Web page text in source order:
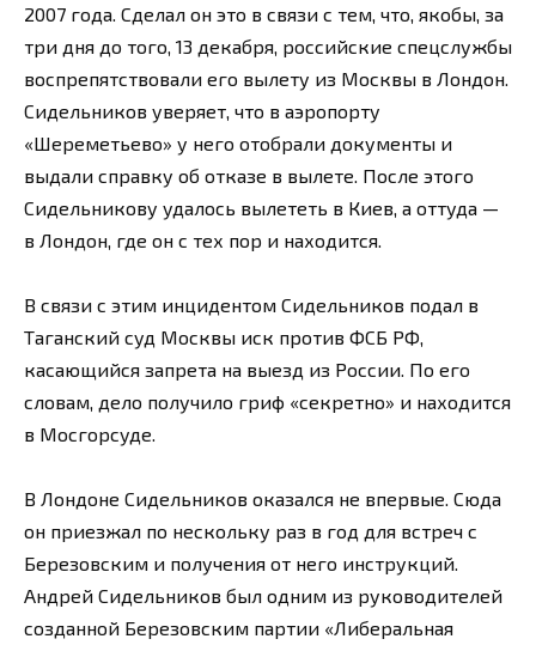
2007 года. Сделал он это в связи с тем, что, якобы, за
три дня до того, 13 декабря, российские спецслужбы
воспрепятствовали его вылету из Москвы в Лондон.
Сидельников уверяет, что в аэропорту
«Шереметьево» у него отобрали документы и
выдали справку об отказе в вылете. После этого
Сидельникову удалось вылететь в Киев, а оттуда —
в Лондон, где он с тех пор и находится.
В связи с этим инцидентом Сидельников подал в
Таганский суд Москвы иск против ФСБ РФ,
касающийся запрета на выезд из России. По его
словам, дело получило гриф «секретно» и находится
в Мосгорсуде.
В Лондоне Сидельников оказался не впервые. Сюда
он приезжал по нескольку раз в год для встреч с
Березовским и получения от него инструкций.
Андрей Сидельников был одним из руководителей
созданной Березовским партии «Либеральная